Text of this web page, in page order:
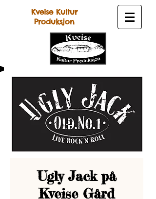
Kveise Kultur
Produksjon
Ugly Jack på
Kveise Gård